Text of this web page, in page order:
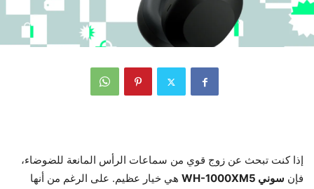
إذا كنت تبحث عن زوج قوي من سماعات الرأس المانعة للضوضاء،
فإن سوني WH-1000XM5
هي خيار عظيم. على الرغم من أنها